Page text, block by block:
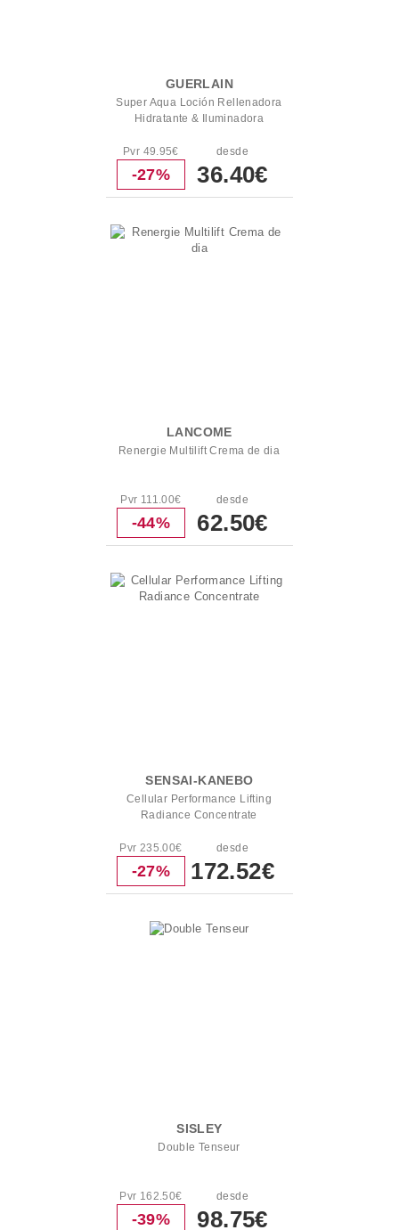
GUERLAIN
Super Aqua Loción Rellenadora
Hidratante & Iluminadora
Pvr 49.95€
-27%
desde
36.40€
LANCOME
Renergie Multilift Crema de dia
Pvr 111.00€
-44%
desde
62.50€
SENSAI-KANEBO
Cellular Performance Lifting
Radiance Concentrate
Pvr 235.00€
-27%
desde
172.52€
SISLEY
Double Tenseur
Pvr 162.50€
-39%
desde
98.75€